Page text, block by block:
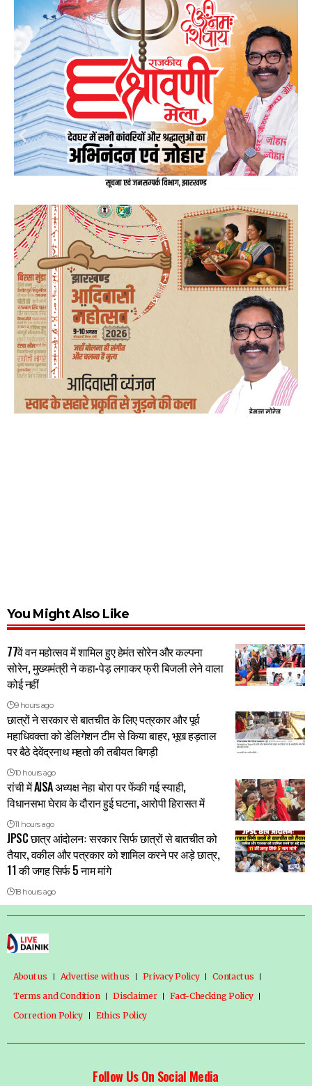
You Might Also Like
77वें वन महोत्सव में शामिल हुए हेमंत सोरेन और कल्पना
सोरेन, मुख्यमंत्री ने कहा-पेड़ लगाकर फ्री बिजली लेने वाला
कोई नहीं
9 hours ago
छात्रों ने सरकार से बातचीत के लिए पत्रकार और पूर्व
महाधिवक्ता को डेलिगेशन टीम से किया बाहर, भूख हड़ताल
पर बैठे देवेंद्रनाथ महतो की तबीयत बिगड़ी
10 hours ago
रांची में AISA अध्यक्ष नेहा बोरा पर फेंकी गई स्याही,
विधानसभा घेराव के दौरान हुई घटना, आरोपी हिरासत में
11 hours ago
JPSC छात्र आंदोलनः सरकार सिर्फ छात्रों से बातचीत को
तैयार, वकील और पत्रकार को शामिल करने पर अड़े छात्र,
11 की जगह सिर्फ 5 नाम मांगे
18 hours ago
About us Advertise with us Privacy Policy
Contact us
Terms and Condition
Disclaimer
Fact-Checking Policy
Correction Policy
Ethics Policy
Follow Us On Social Media